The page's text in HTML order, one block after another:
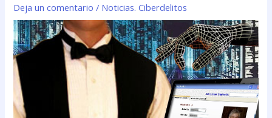
Deja un comentario / Noticias. Ciberdelitos